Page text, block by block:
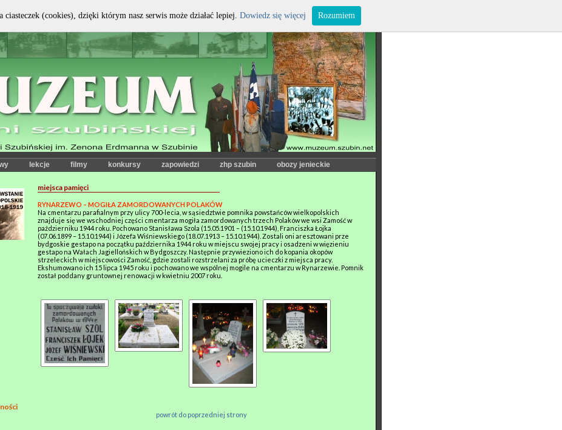
kontrast: czcionka:
lekcje filmy konkursy zapowiedzi zhp szubin obozy jenieckie
miejsca pamięci
RYNARZEWO – MOGIŁA ZAMORDOWANYCH POLAKÓW
Na cmentarzu parafialnym przy ulicy 700-lecia, w sąsiedztwie pomnika powstańców wielkopolskich
znajduje się we wschodniej części cmentarza mogiła zamordowanych trzech Polaków we wsi Zamość w
październiku 1944 roku. Pochowano Stanisława Szola (15.05.1901 – (15.10.1944), Franciszka Łojka
(07.06.1899 – 15.10.1944) i Józefa Wiśniewskiego (18.07.1913 – 15.10.1944). Zostali oni aresztowani prze
bydgoskie gestapo na początku października 1944 roku w miejscu swojej pracy i osadzeni w więzieniu
gestapo na Wałach Jagiellońskich w Bydgoszczy. Następnie przywieziono ich do kopania okopów
strzeleckich w miejscowości Zamość, gdzie zostali rozstrzelani za próbę ucieczki z miejsca pracy.
Ekshumowano ich 15 lipca 1945 roku i pochowano we wspólnej mogile na cmentarzu w Rynarzewie. Pomnik
został poddany gruntownej renowacji w kwietniu 2007 roku.
powrót do poprzedniej strony
ciasteczek (cookies), dzięki którym nasz serwis może działać lepiej. Dowiedz się więcej Rozumiem